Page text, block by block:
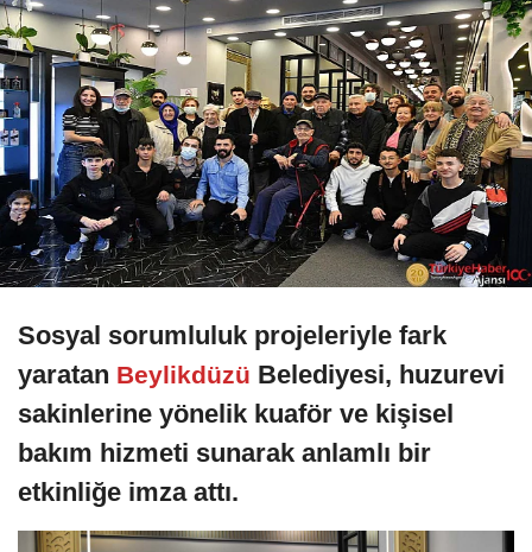
Sosyal sorumluluk projeleriyle fark
yaratan Beylikdüzü Belediyesi, huzurevi
sakinlerine yönelik kuaför ve kişisel
bakım hizmeti sunarak anlamlı bir
etkinliğe imza attı.